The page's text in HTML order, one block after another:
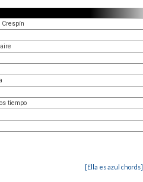
Crespín
tiempo
[Ella es azul chords]